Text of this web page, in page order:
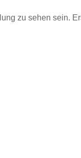
zu sehen sein.